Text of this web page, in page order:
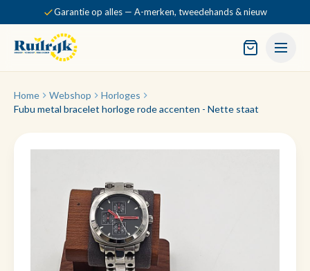
Garantie op alles — A-merken, tweedehands & nieuw
Home Webshop
Horloges
Fubu metal bracelet horloge rode accenten - Nette staat